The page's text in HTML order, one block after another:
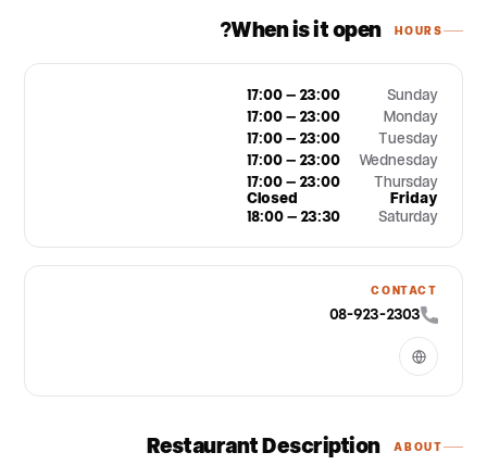
HOURS
When is it open?
Sunday
17:00 – 23:00
Monday
17:00 – 23:00
Tuesday
17:00 – 23:00
Wednesday
17:00 – 23:00
Thursday
17:00 – 23:00
Friday
Closed
Saturday
18:00 – 23:30
CONTACT
08-923-2303
ABOUT
Restaurant Description